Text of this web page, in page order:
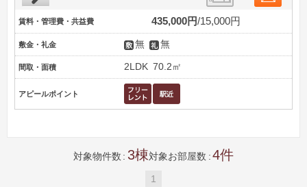
賃料・管理費・共益費 435,000円 15,000円
敷金・礼金 無 無
間取・面積 2LDK 70.2㎡
アピールポイント
対象物件数 3 対象お部屋数 4
1